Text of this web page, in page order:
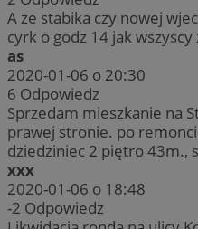
A ze stabika czy nowej
cyrk o godz 14 jak
as
2020-01-06 o 20:30
6 Odpowiedz
Sprzedam mieszkanie na
prawej stronie. po
dziedziniec 2 piętro 43m.,
xxx
2020-01-06 o 18:48
-2 Odpowiedz